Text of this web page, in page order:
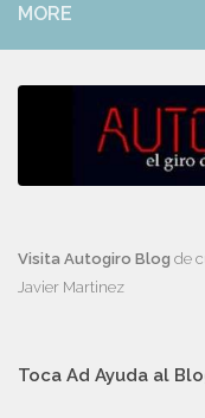
MORE
Visita Autogiro Blog de
Javier Martinez
Toca Ad Ayuda al